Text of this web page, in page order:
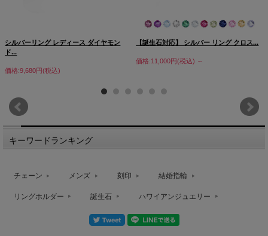
シルバーリング レディース ダイヤモン
ド...
価格:9,680円(税込)
【誕生石対応】 シルバー リング クロス...
価格:11,000円(税込) ～
キーワードランキング
チェーン メンズ 刻印 結婚指輪
リングホルダー 誕生石 ハワイアンジュエリー